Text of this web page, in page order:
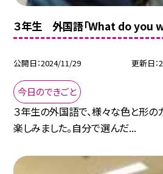
３年生 外国語「What do you
公開日 2024/11/29 更新日
今日のできごと
３年生の外国語で、様々な色と形の
楽しみました。自分で選んだ...